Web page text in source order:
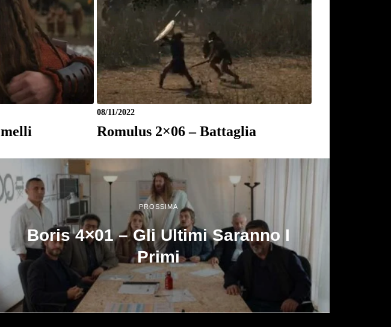
08/11/2022
Romulus 2×06 – Battaglia
PROSSIMA
Boris 4×01 – Gli Ultimi Saranno I
Primi